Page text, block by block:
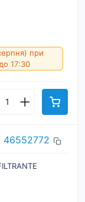
при
17:30
46552772